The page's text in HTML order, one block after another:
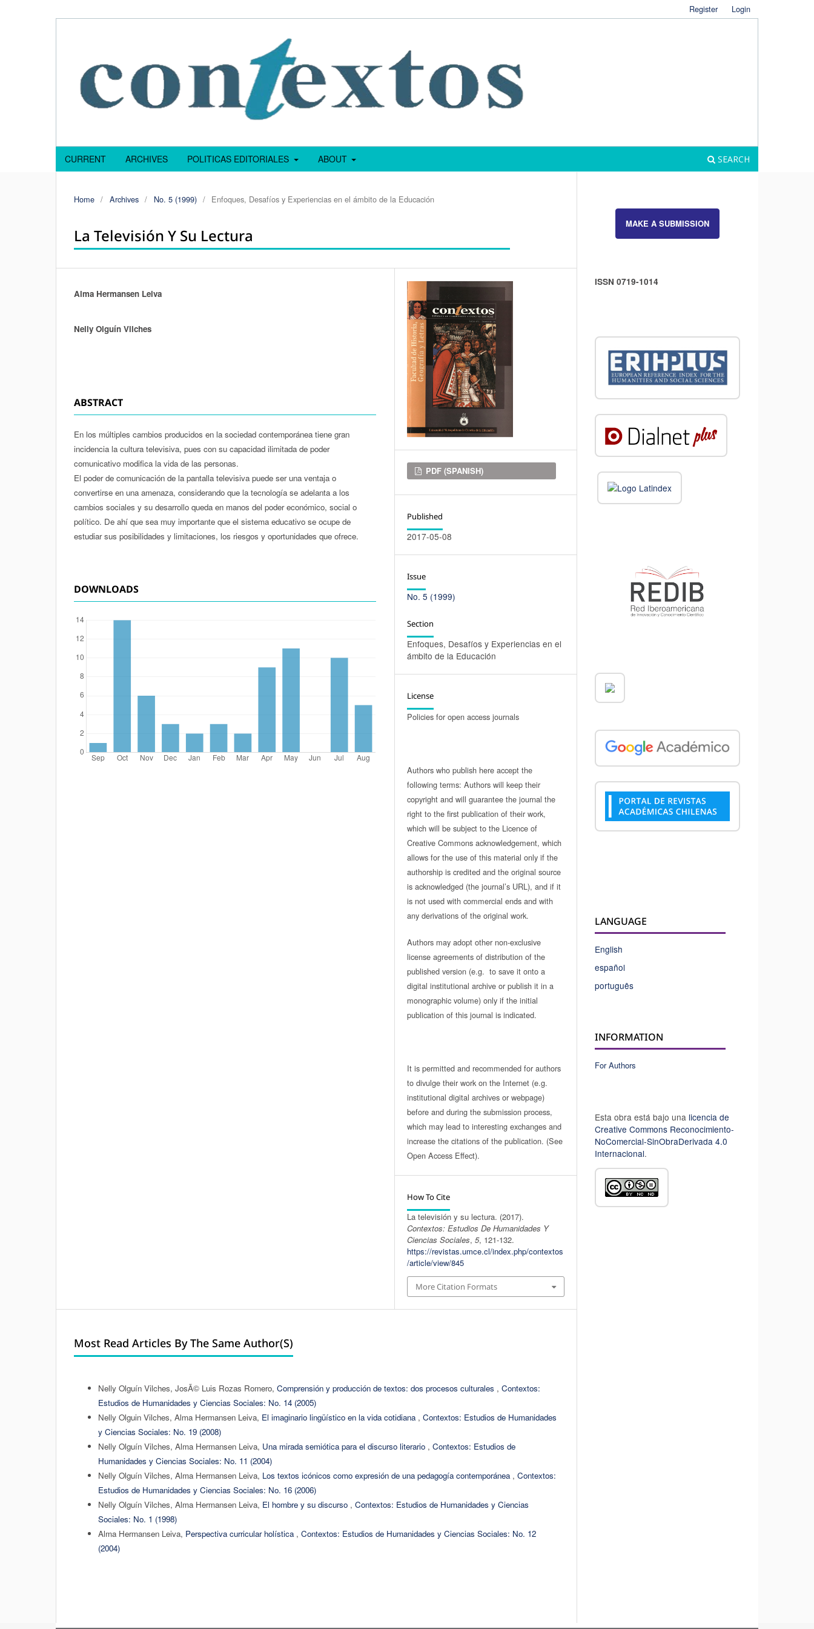
CURRENT ARCHIVES POLITICAS EDITORIALES ABOUT SEARCH
Register Login
Home / Archives / No. 5 (1999) / Enfoques, Desafíos y Experiencias en el ámbito de la Educación
La Televisión Y Su Lectura
Authors
Alma Hermansen Leiva
Nelly Olguín Vilches
ABSTRACT
En los múltiples cambios producidos en la sociedad contemporánea tiene gran
incidencia la cultura televisiva, pues con su capacidad ilimitada de poder
comunicativo modifica la vida de las personas.
El poder de comunicación de la pantalla televisiva puede ser una ventaja o
convertirse en una amenaza, considerando que la tecnología se adelanta a los
cambios sociales y su desarrollo queda en manos del poder económico, social o
político. De ahí que sea muy importante que el sistema educativo se ocupe de
estudiar sus posibilidades y limitaciones, los riesgos y oportunidades que ofrece.
DOWNLOADS
Downloads
PDF (SPANISH)
Published
2017-05-08
Issue
No. 5 (1999)
Section
Enfoques, Desafíos y Experiencias en el
ámbito de la Educación
License
Policies for open access journals
Authors who publish here accept the
following terms: Authors will keep their
copyright and will guarantee the journal the
right to the first publication of their work,
which will be subject to the Licence of
Creative Commons acknowledgement, which
allows for the use of this material only if the
authorship is credited and the original source
is acknowledged (the journal’s URL), and if it
is not used with commercial ends and with
any derivations of the original work.
Authors may adopt other non-exclusive
license agreements of distribution of the
published version (e.g. to save it onto a
digital institutional archive or publish it in a
monographic volume) only if the initial
publication of this journal is indicated.
It is permitted and recommended for authors
to divulge their work on the Internet (e.g.
institutional digital archives or webpage)
before and during the submission process,
which may lead to interesting exchanges and
increase the citations of the publication. (See
Open Access Effect).
How To Cite
La televisión y su lectura. (2017).
Contextos: Estudios De Humanidades Y
Ciencias Sociales,5, 121-132.
https://revistas.umce.cl/index.php/contextos
/article/view/845
More Citation Formats
Most Read Articles By The Same Author(s)
Nelly Olguín Vilches, JosÃ© Luis Rozas Romero, Comprensión y producción de textos: dos procesos culturales , Contextos:
Estudios de Humanidades y Ciencias Sociales: No. 14 (2005)
Nelly Olguin Vilches, Alma Hermansen Leiva, El imaginario lingüístico en la vida cotidiana , Contextos: Estudios de Humanidades
y Ciencias Sociales: No. 19 (2008)
Nelly Olguín Vilches, Alma Hermansen Leiva, Una mirada semiótica para el discurso literario , Contextos: Estudios de
Humanidades y Ciencias Sociales: No. 11 (2004)
Nelly Olguín Vilches, Alma Hermansen Leiva, Los textos icónicos como expresión de una pedagogía contemporánea , Contextos:
Estudios de Humanidades y Ciencias Sociales: No. 16 (2006)
Nelly Olguín Vilches, Alma Hermansen Leiva, El hombre y su discurso , Contextos: Estudios de Humanidades y Ciencias
Sociales: No. 1 (1998)
Alma Hermansen Leiva, Perspectiva curricular holística , Contextos: Estudios de Humanidades y Ciencias Sociales: No. 12
(2004)
MAKE A SUBMISSION
ISSN 0719-1014
LANGUAGE
English
español
português
INFORMATION
For Authors
Esta obra está bajo una licencia de
Creative Commons Reconocimiento-
NoComercial-SinObraDerivada 4.0
Internacional.